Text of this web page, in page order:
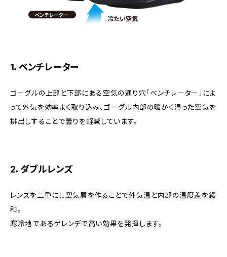
1．ベンチレーター
ゴーグルの上部と下部にある空気の通り穴「ベンチレーター」によ
って外気を効率よく取り込み、ゴーグル内部の暖かく湿った空気を
排出しすることで曇りを軽減しています。
2．ダブルレンズ
レンズを二重にし空気層を作ることで外気温と内部の温度差を緩
和。
寒冷地であるゲレンデで高い効果を発揮します。